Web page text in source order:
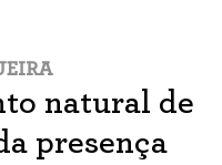
natural de
presença